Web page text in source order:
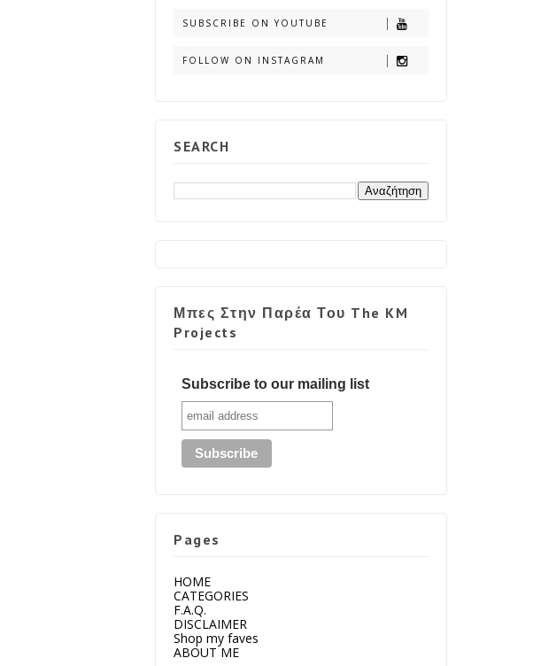
SUBSCRIBE ON YOUTUBE
FOLLOW ON INSTAGRAM
SEARCH
Μπες Στην Παρέα Του The KM
Projects
Subscribe to our mailing list
Pages
HOME
CATEGORIES
F.A.Q.
DISCLAIMER
Shop my faves
ABOUT ME